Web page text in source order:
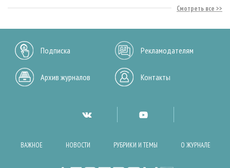
Смотреть все
Подписка Рекламодателям
Архив журналов Контакты
ВАЖНОЕ НОВОСТИ РУБРИКИ И ТЕМЫ О ЖУРНАЛЕ